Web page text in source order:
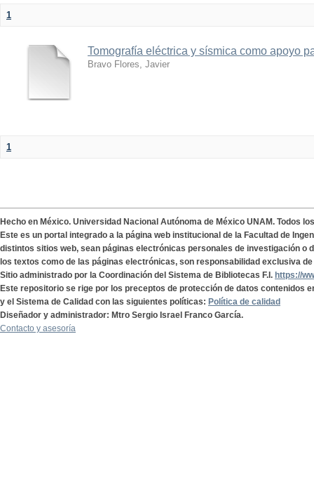
1
Tomografía eléctrica y sísmica como apoyo
Bravo Flores, Javier
1
Hecho en México. Universidad Nacional Autónoma de México UNAM. Todos
Este es un portal integrado a la página web institucional de la Facultad de
distintos sitios web, sean páginas electrónicas personales de investigación o
los textos como de las páginas electrónicas, son responsabilidad exclusiva
Sitio administrado por la Coordinación del Sistema de Bibliotecas F.I. https://
Este repositorio se rige por los preceptos de protección de datos contenidos
y el Sistema de Calidad con las siguientes políticas: Política de calidad
Diseñador y administrador: Mtro Sergio Israel Franco García.
Contacto y asesoría